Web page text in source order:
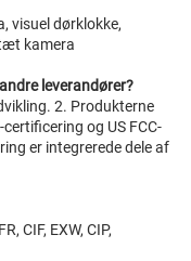
visuel dørklokke,
kamera
leverandører?
2. Produkterne
og US FCC-
er integrerede dele af
CIF, EXW, CIP,